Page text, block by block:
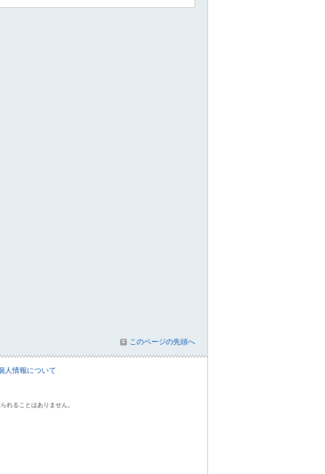
このページの先頭へ
人情報について
れることはありません。